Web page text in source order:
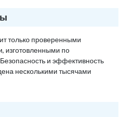
только проверенными
изготовленными по
и эффективность
несколькими тысячами